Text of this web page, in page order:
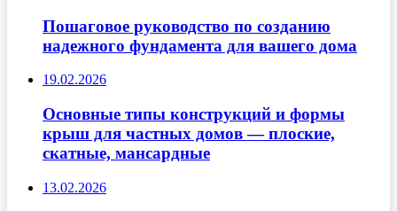
Пошаговое руководство по созданию
надежного фундамента для вашего дома
19.02.2026
Основные типы конструкций и формы
крыш для частных домов — плоские,
скатные, мансардные
13.02.2026